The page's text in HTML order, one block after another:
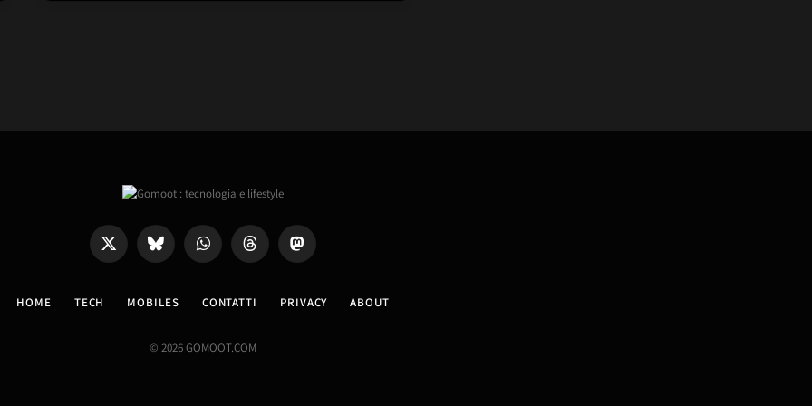
X
Bluesky WhatsAppThreads Mastodon
HOME TECH MOBILES CONTATTI PRIVACY ABOUT
© 2026 GOMOOT.COM